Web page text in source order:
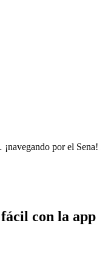
por el Sena!
con la app